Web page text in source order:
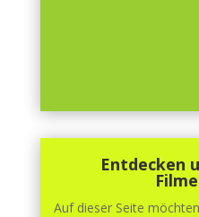
Entdecken
Auf dieser Seite